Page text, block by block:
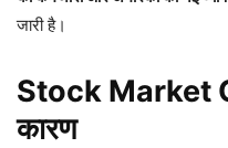
जारी है।
Stock Market
कारण